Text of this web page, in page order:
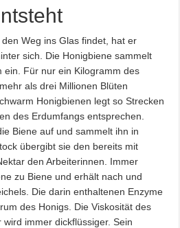
Weg ins Glas findet, hat er
sich. Die Honigbiene sammelt
ein. Für nur ein Kilogramm des
als drei Millionen Blüten
Honigbienen legt so Strecken
des Erdumfangs entsprechen.
Biene auf und sammelt ihn in
übergibt sie den bereits mit
den Arbeiterinnen. Immer
zu Biene und erhält nach und
Die darin enthaltenen Enzyme
des Honigs. Die Viskosität des
immer dickflüssiger. Sein